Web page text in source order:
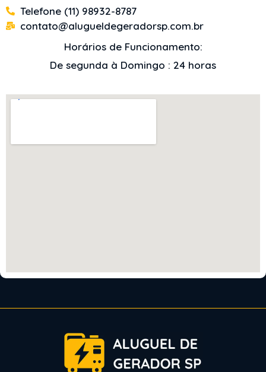
Telefone (11) 98932-8787
contato@alugueldegeradorsp.com.br
Horários de Funcionamento:
De segunda à Domingo : 24 horas